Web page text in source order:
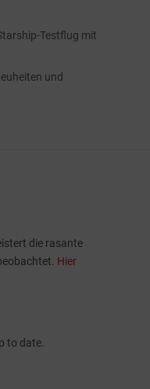
Testflug mit
und
die rasante
Hier
to date.